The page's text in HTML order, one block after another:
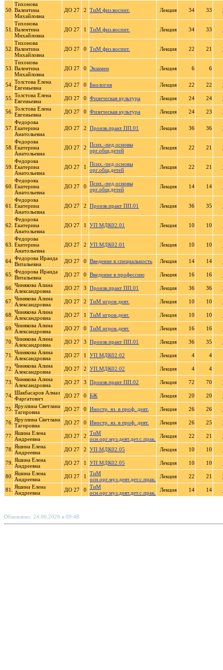
50.
Тихонова
Валентина
Михайловна
ДО 27 2 ТиМ физ.воспит. Лекция 34 33
51.
Тихонова
Валентина
Михайловна
ДО 27 1 ТиМ физ.воспит. Лекция 34 33
52.
Тихонова
Валентина
Михайловна
ДО 27 0 ТиМ физ.воспит. Лекция 22 21
53.
Тихонова
Валентина
Михайловна
ДО 27 0 Экзамен Лекция 6 6
54. Толстова Елена
Евгеньевна
ДО 27 0 Биология Лекция 22 22
55. Толстова Елена
Евгеньевна
ДО 27 0 Физическая культура Лекция 24 24
56. Толстова Елена
Евгеньевна
ДО 27 0 Физическая культура Лекция 24 23
57.
Федорова
Екатерина
Анатольевна
ДО 27 2 Произв.практ ПП.01 Лекция 36 36
58.
Федорова
Екатерина
Анатольевна
ДО 27 2 Псих.-пед.основы
орг.общ.детей
Лекция 22 21
59.
Федорова
Екатерина
Анатольевна
ДО 27 1
Псих.-пед.основы
орг.общ.детей
Лекция 22 21
60.
Федорова
Екатерина
Анатольевна
ДО 27 0 Псих.-пед.основы
орг.общ.детей
Лекция 14 14
61.
Федорова
Екатерина
Анатольевна
ДО 27 2 Произв.практ ПП.01 Лекция 36 35
62.
Федорова
Екатерина
Анатольевна
ДО 27 1 УП.МДК02.01 Лекция 10 10
63.
Федорова
Екатерина
Анатольевна
ДО 27 2 УП.МДК02.01 Лекция 10 10
64. Федорова Ираида
Витальевна
ДО 27 0 Введение в специальность Лекция 14 14
65. Федорова Ираида
Витальевна
ДО 27 0 Введение в профессию Лекция 16 16
66. Чинякова Алина
Александровна
ДО 27 3 Произв.практ ПП.01 Лекция 36 36
67. Чинякова Алина
Александровна
ДО 27 2 ТиМ игров.деят. Лекция 10 10
68. Чинякова Алина
Александровна
ДО 27 1 ТиМ игров.деят. Лекция 10 10
69. Чинякова Алина
Александровна
ДО 27 0 ТиМ игров.деят. Лекция 16 16
70. Чинякова Алина
Александровна
ДО 27 3 Произв.практ ПП.01 Лекция 36 35
71.
Чинякова Алина
Александровна
ДО 27 1 УП.МДК02.02 Лекция 4 4
72. Чинякова Алина
Александровна
ДО 27 2 УП.МДК02.02 Лекция 4 4
73. Чинякова Алина
Александровна
ДО 27 3 Произв.практ ПП.02 Лекция 72 70
74. Шакбасаров Алмаз
Фаргатович
ДО 27 0 БЖ Лекция 20 20
75.
Яруллина Светлана
Тагировна
ДО 27 0 Иностр. яз. в проф. деят. Лекция 26 26
76. Яруллина Светлана
Тагировна
ДО 27 0 Иностр. яз. в проф. деят. Лекция 26 25
77. Яшина Елена
Андреевна
ДО 27 2 ТиМ
осн.орг.муз.деят.дет.с.прак.
Лекция 22 21
78.
Яшина Елена
Андреевна
ДО 27 2 УП.МДК02.05 Лекция 10 10
79.
Яшина Елена
Андреевна
ДО 27 1 УП.МДК02.05 Лекция 10 10
80.
Яшина Елена
Андреевна
ДО 27 1
ТиМ
осн.орг.муз.деят.дет.с.прак.
Лекция 22 21
81.
Яшина Елена
Андреевна
ДО 27 0 ТиМ
осн.орг.муз.деят.дет.с.прак.
Лекция 14 14
Обновлено: 24.06.2026 в 09:48.